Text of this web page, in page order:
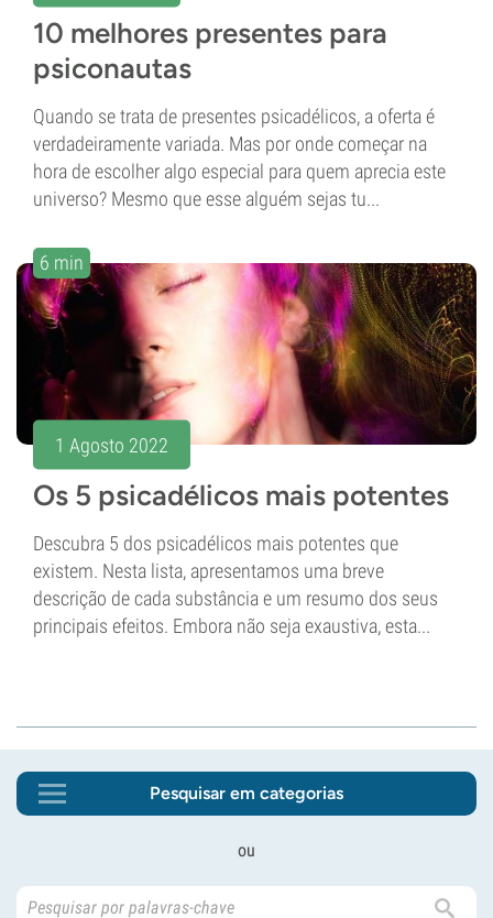
10 melhores presentes para
psiconautas
Quando se trata de presentes psicadélicos, a oferta é
verdadeiramente variada. Mas por onde começar na
hora de escolher algo especial para quem aprecia este
universo? Mesmo que esse alguém sejas tu...
6 min
1 Agosto 2022
Os 5 psicadélicos mais potentes
Descubra 5 dos psicadélicos mais potentes que
existem. Nesta lista, apresentamos uma breve
descrição de cada substância e um resumo dos seus
principais efeitos. Embora não seja exaustiva, esta...
Pesquisar em categorias
ou